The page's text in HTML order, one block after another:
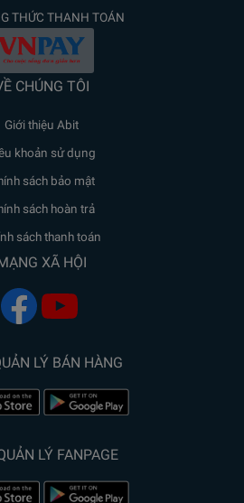
THỨC THANH TOÁN
CHÚNG TÔI
Giới thiệu Abit
khoản sử dụng
sách bảo mật
sách hoàn trả
sách thanh toán
XÃ HỘI
LÝ BÁN HÀNG
LÝ FANPAGE